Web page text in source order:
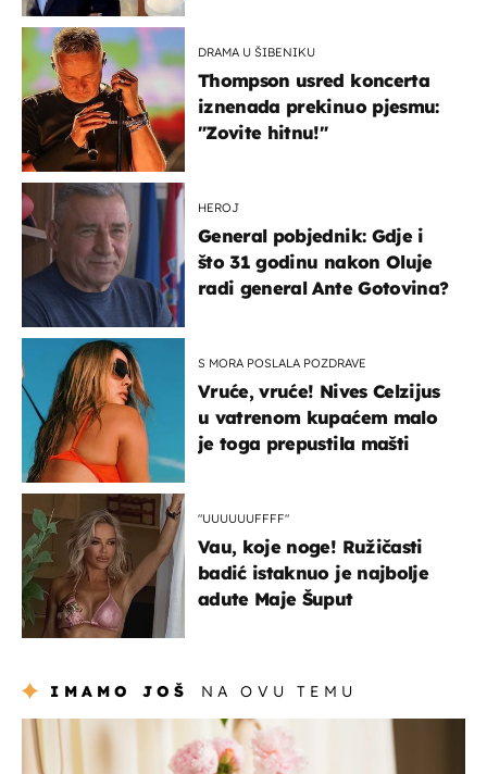
DRAMA U ŠIBENIKU
Thompson usred koncerta
iznenada prekinuo pjesmu:
"Zovite hitnu!"
HEROJ
General pobjednik: Gdje i
što 31 godinu nakon Oluje
radi general Ante Gotovina?
S MORA POSLALA POZDRAVE
Vruće, vruće! Nives Celzijus
u vatrenom kupaćem malo
je toga prepustila mašti
"UUUUUUFFFF"
Vau, koje noge! Ružičasti
badić istaknuo je najbolje
adute Maje Šuput
IMAMO JOŠ NA OVU TEMU
moda & ljepota